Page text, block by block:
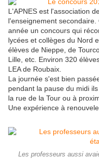
L'APNES est l'association
l'enseignement
année un concours qui
lycées et collèges du Nord
élèves de Nieppe, de
Lille, etc. Environ 320
LEA de Roubaix.
La journée s'est bien
pendant la pause du midi
la rue de la Tour ou à
Une expérience à
Les professeurs aussi